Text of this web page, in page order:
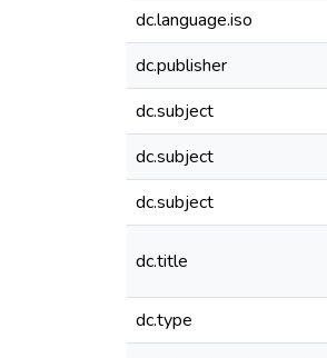
dc.language.iso
dc.publisher
dc.subject
dc.subject
dc.subject
dc.title
dc.type